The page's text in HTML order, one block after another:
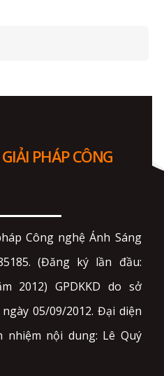
PHÁP CÔNG
Công nghệ Ánh Sáng
(Đăng ký lần đầu:
2012) GPDKKD do sở
05/09/2012. Đại diện
nhiệm nội dung: Lê Quý